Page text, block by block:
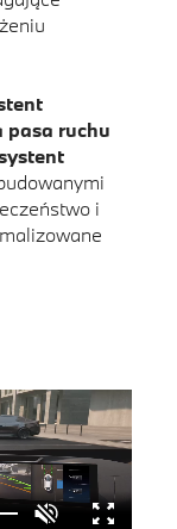
pasa ruchu
i